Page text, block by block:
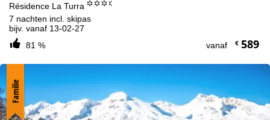
Résidence La Turra °°°.
7 nachten incl. skipas
bijv. vanaf 13-02-27
81 %
vanaf €589
Familie